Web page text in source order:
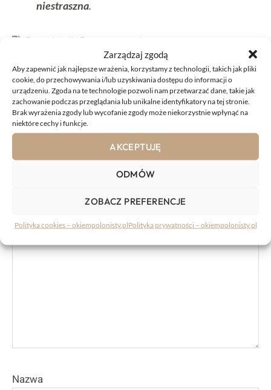
Zarządzaj zgodą
Aby zapewnić jak najlepsze wrażenia, korzystamy z technologii, takich jak pliki
cookie, do przechowywania i/lub uzyskiwania dostępu do informacji o
urządzeniu. Zgoda na te technologie pozwoli nam przetwarzać dane, takie jak
zachowanie podczas przeglądania lub unikalne identyfikatory na tej stronie.
Brak wyrażenia zgody lub wycofanie zgody może niekorzystnie wpłynąć na
niektóre cechy i funkcje.
AKCEPTUJĘ
ODMÓW
ZOBACZ PREFERENCJE
Polityka cookies – okiempolonisty.plPolityka prywatności – okiempolonisty.pl
niestraszna.
Przymiotnik Razem czy osobno
UDOSTĘPNIJ
KOMENTARZE:
Nazwa